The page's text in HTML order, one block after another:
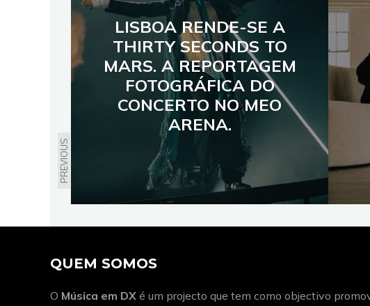
PREVIOUS
LISBOA RENDE-SE A
THIRTY SECONDS TO
MARS. A REPORTAGEM
FOTOGRÁFICA DO
CONCERTO NO MEO
ARENA.
QUEM SOMOS
O Música em DX é um projecto que tem como objectivo